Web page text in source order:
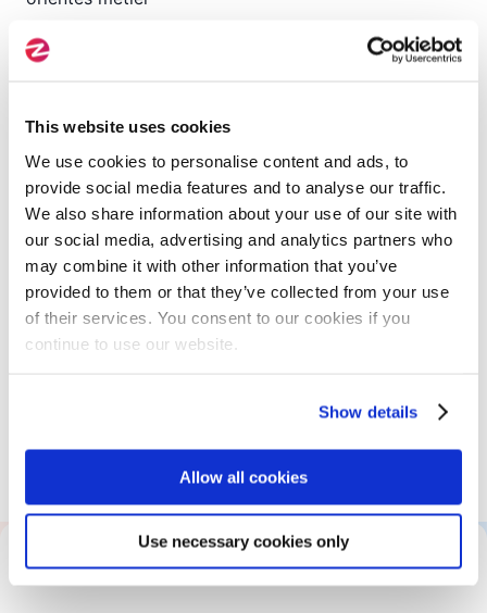
This website uses cookies
We use cookies to personalise content and ads, to
provide social media features and to analyse our traffic.
We also share information about your use of our site with
our social media, advertising and analytics partners who
may combine it with other information that you’ve
provided to them or that they’ve collected from your use
of their services. You consent to our cookies if you
continue to use our website.
Show details
Allow all cookies
Use necessary cookies only
Savoir ce que sont des appels d'APIs HTTP
Rest + json,
Avoir une idée de ce qu'apportent les brokers
de messages à l'architecture
Avoir connaissance de quelques commandes
Linux pour la mise en place des TPS
Avoir une idée de ce que permettent docker